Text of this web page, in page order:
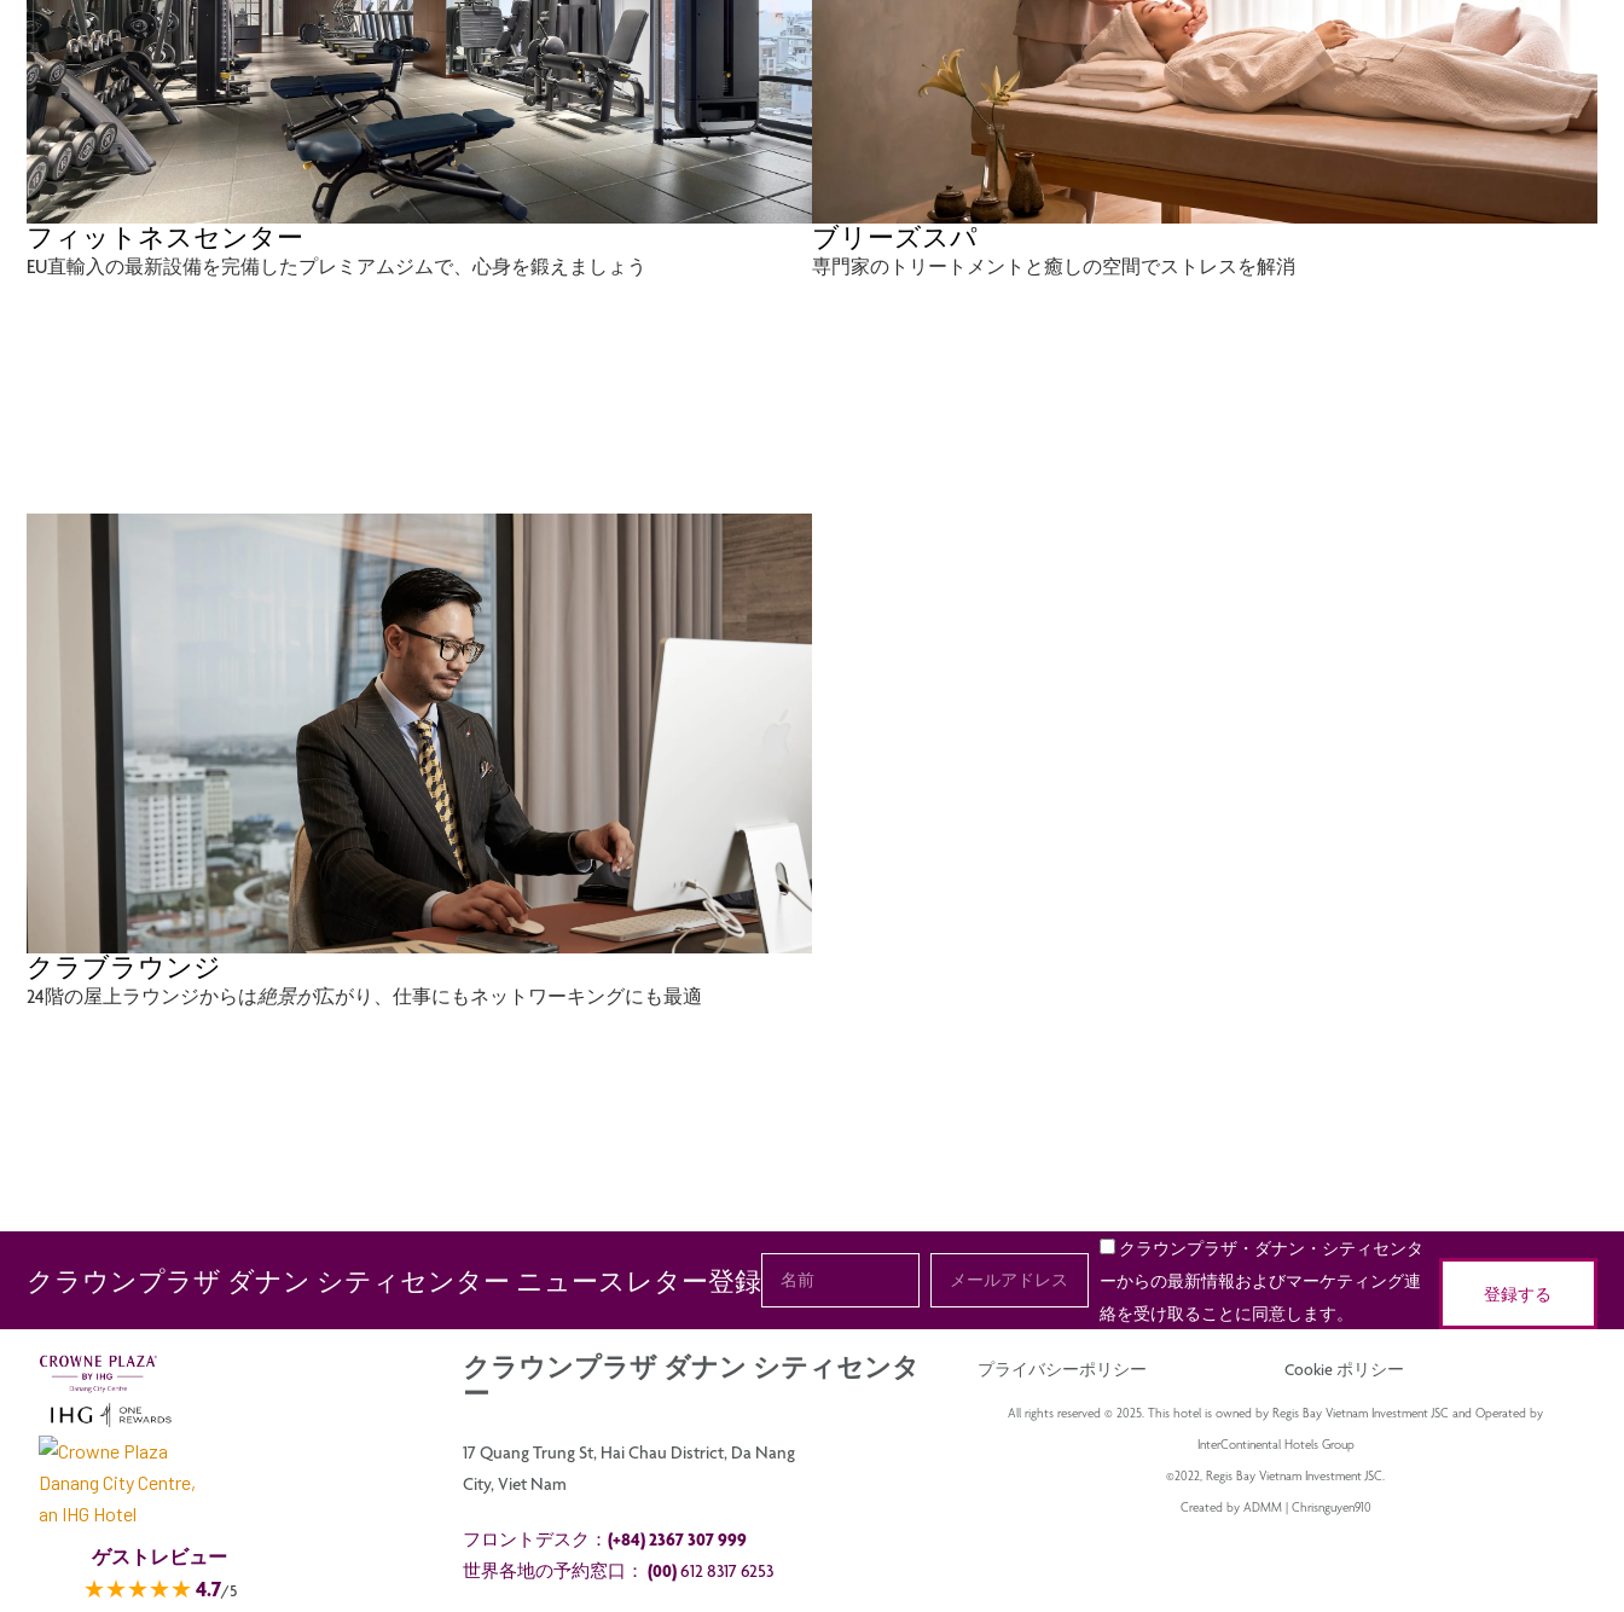
フィットネスセンター
EU直輸入の最新設備を完備したプレミアムジムで、心身を鍛えましょう
ブリーズスパ
専門家のトリートメントと癒しの空間でストレスを解消
クラブラウンジ
24階の屋上ラウンジからは絶景が広がり、仕事にもネットワーキングにも最適
クラウンプラザ ダナン シティセンター ニュースレター登録
クラウンプラザ・ダナン・シティセンタ
ーからの最新情報およびマーケティング連
絡を受け取ることに同意します。
登録する
ゲストレビュー
★★★★★4.7/5
クラウンプラザ ダナン シティセンタ
ー
17 Quang Trung St, Hai Chau District, Da Nang
City, Viet Nam
フロントデスク： (+84) 2367 307 999
世界各地の予約窓口： (00)612 8317 6253
プライバシーポリシー Cookie ポリシー
All rights reserved © 2025. This hotel is owned by Regis Bay Vietnam Investment JSC and Operated by
InterContinental Hotels Group
©2022, Regis Bay Vietnam Investment JSC.
Created by ADMM | Chrisnguyen910